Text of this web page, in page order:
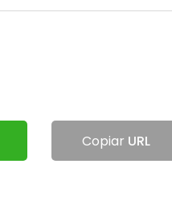
Copiar URL